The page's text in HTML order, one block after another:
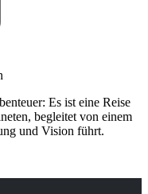
Es ist eine Reise
begleitet von einem
und Vision führt.